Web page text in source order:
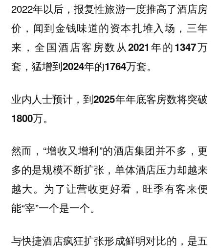
2022年以后，报复性旅游一度推高了酒店房
价，闻到金钱味道的资本扎堆入场，三年
来， 全国酒店客房数从2021年的1347万
套，猛增到2024年的1764万套。
业内人士预计，到2025年年底客房数将突破
1800万。
然而，“增收又增利”的酒店集团并不多，更
多的是规模不断扩张，单体酒店压力却越来
越大。为了让营收更好看，旺季有客来便
能“宰”一个是一个。
与快捷酒店疯狂扩张形成鲜明对比的，是五